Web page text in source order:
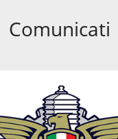
Comunicati